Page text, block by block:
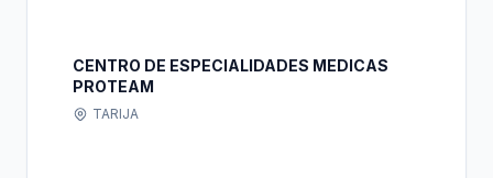
CENTRO DE ESPECIALIDADES MEDICAS
PROTEAM
TARIJA